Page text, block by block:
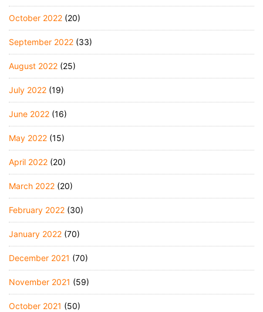
October 2022 (20)
September 2022 (33)
August 2022 (25)
July 2022 (19)
June 2022 (16)
May 2022 (15)
April 2022 (20)
March 2022 (20)
February 2022 (30)
January 2022 (70)
December 2021 (70)
November 2021 (59)
October 2021 (50)